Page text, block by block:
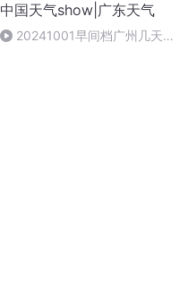
中国天气show|广东天气
20241001早间档广州几天降